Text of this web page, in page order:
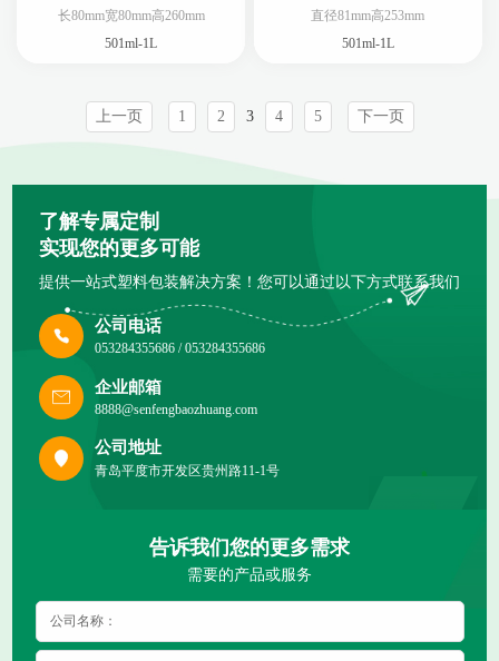
长80mm宽80mm高260mm
501ml-1L
直径81mm高253mm
501ml-1L
上一页 1 2 3 4 5 下一页
了解专属定制
实现您的更多可能
提供一站式塑料包装解决方案！您可以通过以下方式联系我们
公司电话
053284355686 / 053284355686
企业邮箱
8888@senfengbaozhuang.com
公司地址
青岛平度市开发区贵州路11-1号
告诉我们您的更多需求
需要的产品或服务